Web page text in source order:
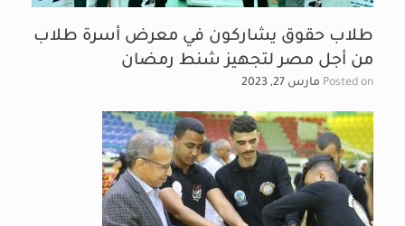
طلاب حقوق يشاركون في معرض أسرة طلاب
من أجل مصر لتجهيز شنط رمضان
Posted on مارس 27, 2023